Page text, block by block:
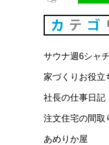
サウナ週6シャ
家づくりお役立
社長の仕事日記
注文住宅の間取
あめりか屋